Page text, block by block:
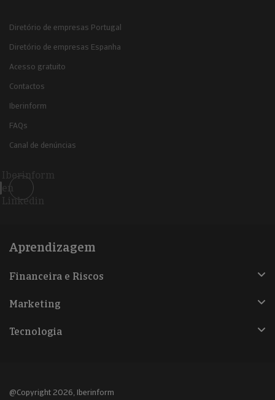
Diretório de empresas Portugal
Diretório de empresas Espanha
Acesso gratuito
Contactos
Iberinform
FAQs
Canal de denúncias
Iberinform
en
Linkedin
Aprendizagem
Financeira e Riscos
Marketing
Tecnologia
@Copyright 2026, Iberinform